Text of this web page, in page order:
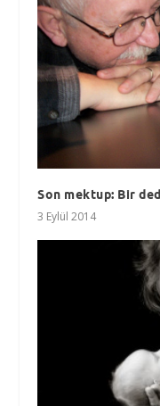
Son mektup: Bir
3 Eylül 2014